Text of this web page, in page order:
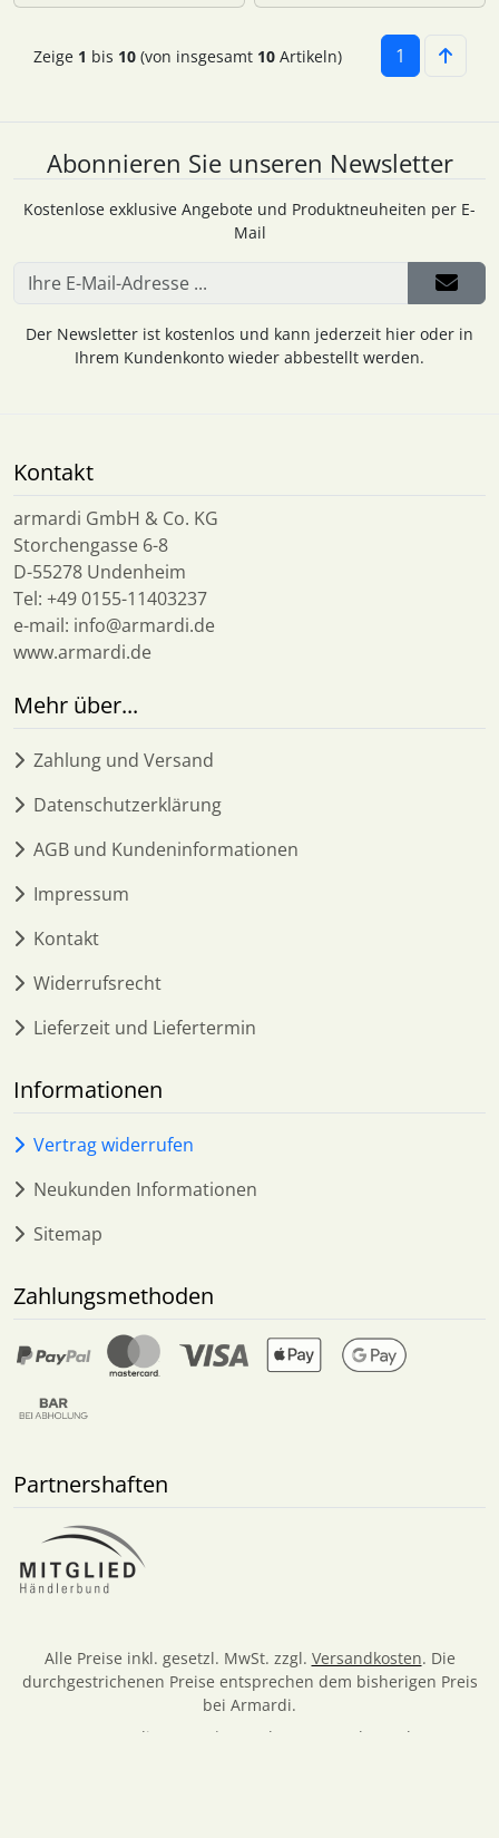
Zeige 1 bis 10(von insgesamt 10Artikeln) 1
Abonnieren Sie unseren Newsletter
Kostenlose exklusive Angebote und Produktneuheiten per E-
Mail
Der Newsletter ist kostenlos und kann jederzeit hier oder in
Ihrem Kundenkonto wieder abbestellt werden.
Kontakt
armardi GmbH & Co. KG
Storchengasse 6-8
D-55278 Undenheim
Tel: +49 0155-11403237
e-mail: info@armardi.de
www.armardi.de
Mehr über...
Zahlung und Versand
Datenschutzerklärung
AGB und Kundeninformationen
Impressum
Kontakt
Widerrufsrecht
Lieferzeit und Liefertermin
Informationen
Vertrag widerrufen
Neukunden Informationen
Sitemap
Zahlungsmethoden
Partnershaften
Alle Preise inkl. gesetzl. MwSt. zzgl. Versandkosten. Die
durchgestrichenen Preise entsprechen dem bisherigen Preis
bei Armardi.
Armardi © 2026 | Template © 2026 by Karl